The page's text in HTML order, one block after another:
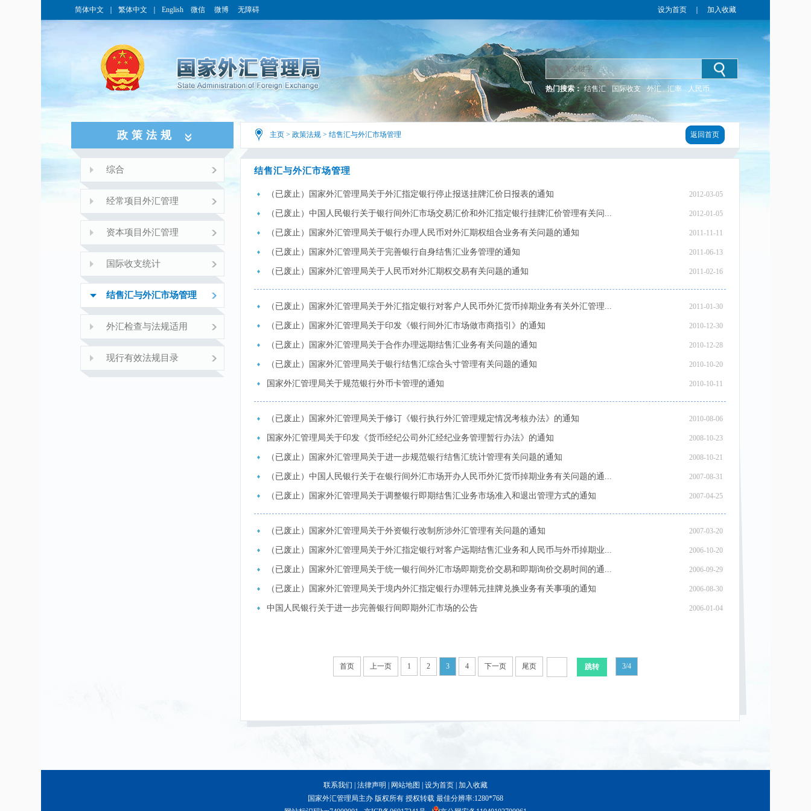
简体中文 繁体中文 English 微信 微博 无障碍 设为首页 加入收藏
热门搜索： 结售汇 国际收支 外汇 汇率 人民币
政策法规
综合
经常项目外汇管理
资本项目外汇管理
国际收支统计
结售汇与外汇市场管理
外汇检查与法规适用
现行有效法规目录
主页 > 政策法规 > 结售汇与外汇市场管理 返回首页
结售汇与外汇市场管理
（已废止）国家外汇管理局关于外汇指定银行停止报送挂牌汇价日报表的通知 2012-03-05
（已废止）中国人民银行关于银行间外汇市场交易汇价和外汇指定银行挂牌汇价管理有关问... 2012-01-05
（已废止）国家外汇管理局关于银行办理人民币对外汇期权组合业务有关问题的通知 2011-11-11
（已废止）国家外汇管理局关于完善银行自身结售汇业务管理的通知 2011-06-13
（已废止）国家外汇管理局关于人民币对外汇期权交易有关问题的通知 2011-02-16
（已废止）国家外汇管理局关于外汇指定银行对客户人民币外汇货币掉期业务有关外汇管理... 2011-01-30
（已废止）国家外汇管理局关于印发《银行间外汇市场做市商指引》的通知 2010-12-30
（已废止）国家外汇管理局关于合作办理远期结售汇业务有关问题的通知 2010-12-28
（已废止）国家外汇管理局关于银行结售汇综合头寸管理有关问题的通知 2010-10-20
国家外汇管理局关于规范银行外币卡管理的通知 2010-10-11
（已废止）国家外汇管理局关于修订《银行执行外汇管理规定情况考核办法》的通知 2010-08-06
国家外汇管理局关于印发《货币经纪公司外汇经纪业务管理暂行办法》的通知 2008-10-23
（已废止）国家外汇管理局关于进一步规范银行结售汇统计管理有关问题的通知 2008-10-21
（已废止）中国人民银行关于在银行间外汇市场开办人民币外汇货币掉期业务有关问题的通... 2007-08-31
（已废止）国家外汇管理局关于调整银行即期结售汇业务市场准入和退出管理方式的通知 2007-04-25
（已废止）国家外汇管理局关于外资银行改制所涉外汇管理有关问题的通知 2007-03-20
（已废止）国家外汇管理局关于外汇指定银行对客户远期结售汇业务和人民币与外币掉期业... 2006-10-20
（已废止）国家外汇管理局关于统一银行间外汇市场即期竞价交易和即期询价交易时间的通... 2006-09-29
（已废止）国家外汇管理局关于境内外汇指定银行办理韩元挂牌兑换业务有关事项的通知 2006-08-30
中国人民银行关于进一步完善银行间即期外汇市场的公告 2006-01-04
首页 上一页 1 2 3 4 下一页 尾页 3/4
联系我们 法律声明 网站地图 设为首页 加入收藏
国家外汇管理局主办 版权所有 授权转载 最佳分辨率:1280*768